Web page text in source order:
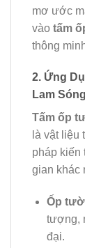
mơ ước
vào tấm
thông
2. Ứng
Lam
Tấm ốp
là vật liệu
pháp kiến
gian khác
Ốp
tượng,
đại.